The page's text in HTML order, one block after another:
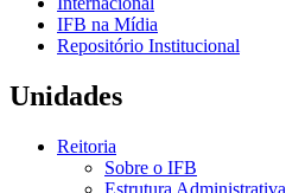
IFB na Mídia
Repositório Institucional
Unidades
Reitoria
Sobre o IFB
Estrutura Administrativa